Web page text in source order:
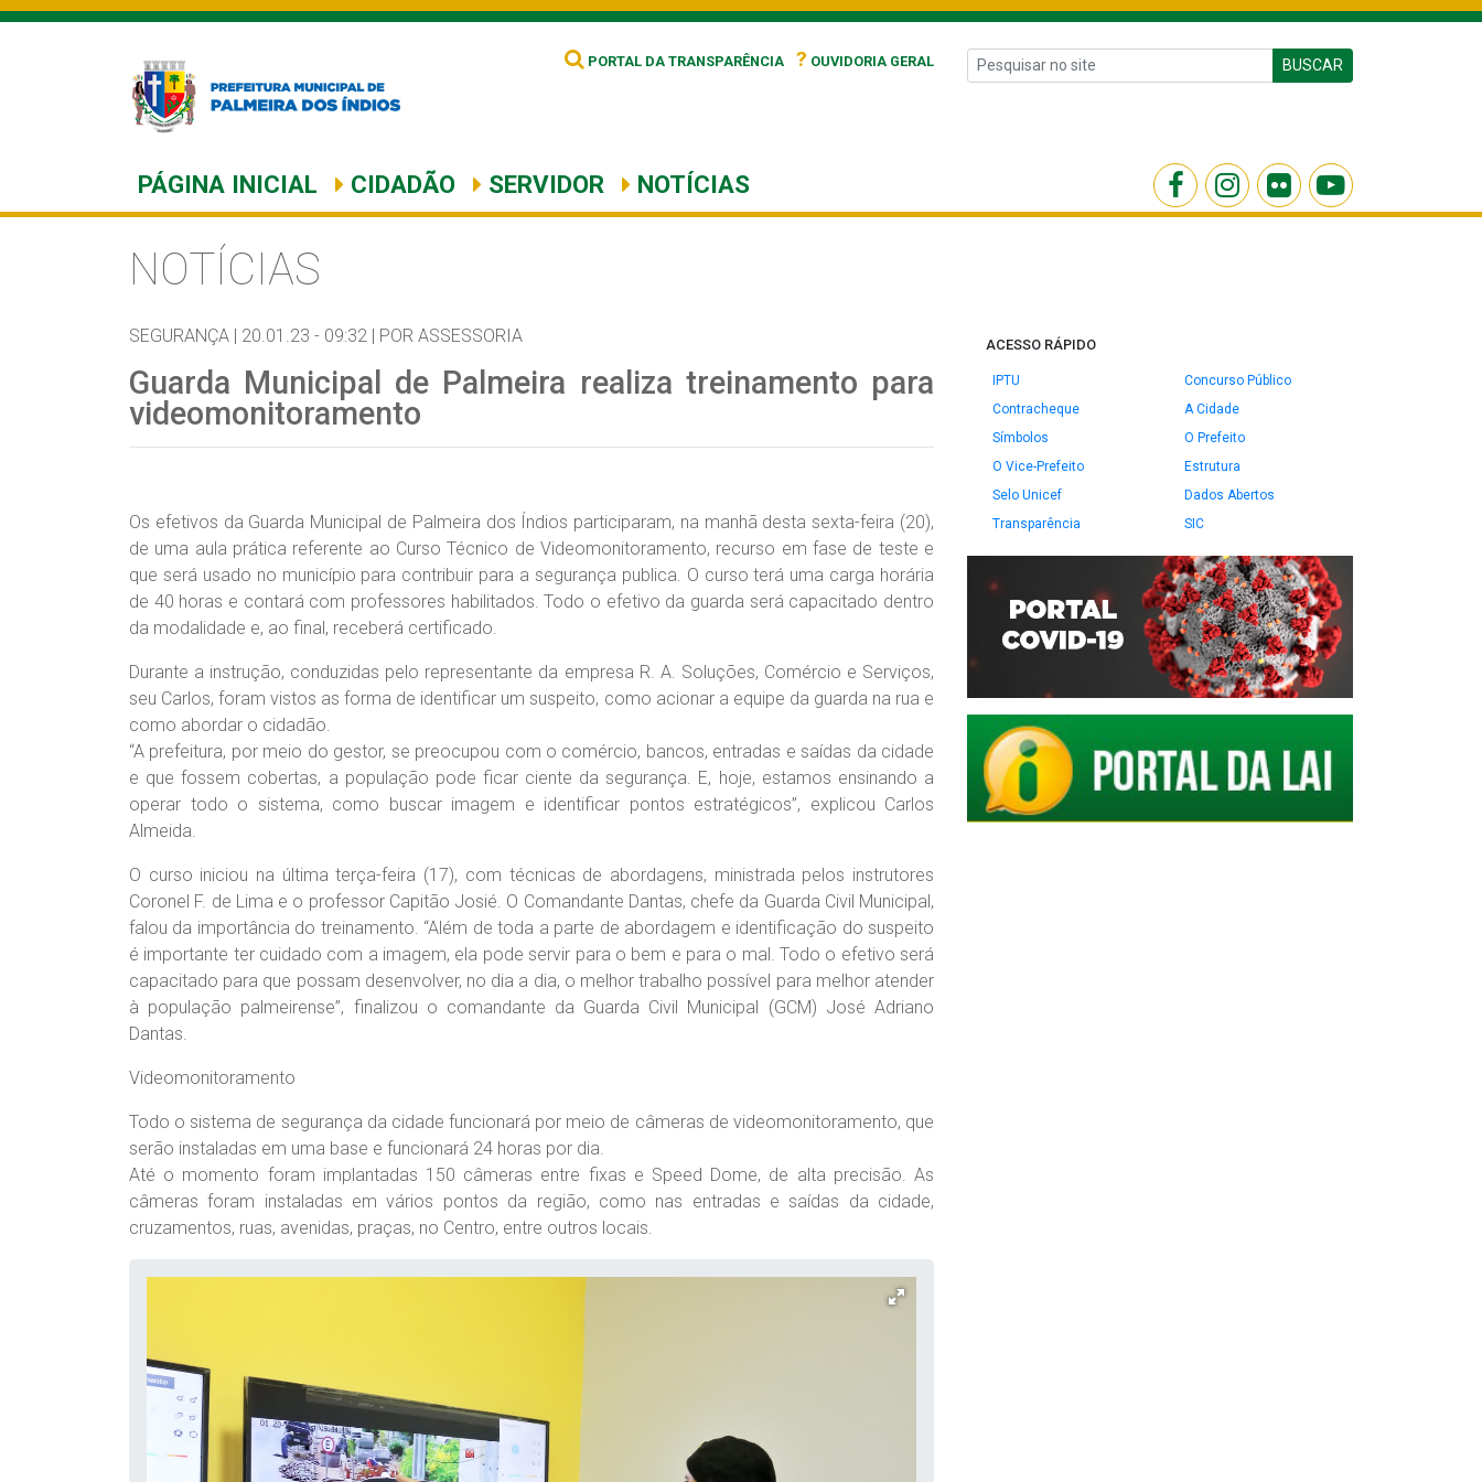
PORTAL DA TRANSPARÊNCIA ? OUVIDORIA GERAL BUSCAR
PÁGINA INICIAL CIDADÃO SERVIDOR NOTÍCIAS
NOTÍCIAS
SEGURANÇA | 20.01.23 - 09:32 | POR ASSESSORIA
Guarda Municipal de Palmeira realiza treinamento para
videomonitoramento
Os efetivos da Guarda Municipal de Palmeira dos Índios participaram, na manhã desta sexta-feira (20),
de uma aula prática referente ao Curso Técnico de Videomonitoramento, recurso em fase de teste e
que será usado no município para contribuir para a segurança publica. O curso terá uma carga horária
de 40 horas e contará com professores habilitados. Todo o efetivo da guarda será capacitado dentro
da modalidade e, ao final, receberá certificado.
Durante a instrução, conduzidas pelo representante da empresa R. A. Soluções, Comércio e Serviços,
seu Carlos, foram vistos as forma de identificar um suspeito, como acionar a equipe da guarda na rua e
como abordar o cidadão.
“A prefeitura, por meio do gestor, se preocupou com o comércio, bancos, entradas e saídas da cidade
e que fossem cobertas, a população pode ficar ciente da segurança. E, hoje, estamos ensinando a
operar todo o sistema, como buscar imagem e identificar pontos estratégicos”, explicou Carlos
Almeida.
O curso iniciou na última terça-feira (17), com técnicas de abordagens, ministrada pelos instrutores
Coronel F. de Lima e o professor Capitão Josié. O Comandante Dantas, chefe da Guarda Civil Municipal,
falou da importância do treinamento. “Além de toda a parte de abordagem e identificação do suspeito
é importante ter cuidado com a imagem, ela pode servir para o bem e para o mal. Todo o efetivo será
capacitado para que possam desenvolver, no dia a dia, o melhor trabalho possível para melhor atender
à população palmeirense”, finalizou o comandante da Guarda Civil Municipal (GCM) José Adriano
Dantas.
Videomonitoramento
Todo o sistema de segurança da cidade funcionará por meio de câmeras de videomonitoramento, que
serão instaladas em uma base e funcionará 24 horas por dia.
Até o momento foram implantadas 150 câmeras entre fixas e Speed Dome, de alta precisão. As
câmeras foram instaladas em vários pontos da região, como nas entradas e saídas da cidade,
cruzamentos, ruas, avenidas, praças, no Centro, entre outros locais.
ACESSO RÁPIDO
IPTU
Concurso Público
Contracheque
A Cidade
Símbolos
O Prefeito
O Vice-Prefeito
Estrutura
Selo Unicef
Dados Abertos
Transparência
SIC